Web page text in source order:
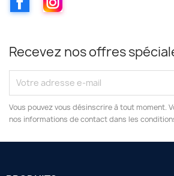
Recevez nos offres
Vous pouvez vous désinscrire à tout moment.
nos informations de contact dans les